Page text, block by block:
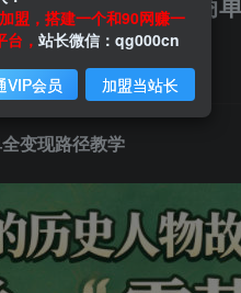
变现路径教学
盟，搭建一个和90网赚一
， 站长微信：qg000cn
VIP会员 加盟当站长